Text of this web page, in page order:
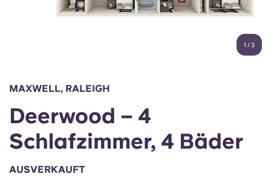
Chinese
Español
Anmelden
1 /3
MAXWELL, RALEIGH
Deerwood – 4
Schlafzimmer, 4 Bäder
AUSVERKAUFT